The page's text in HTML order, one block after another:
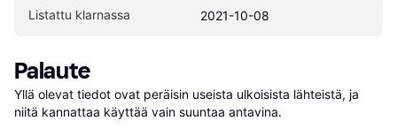
Listattu klarnassa 2021-10-08
Palaute
Yllä olevat tiedot ovat peräisin useista ulkoisista lähteistä, ja
niitä kannattaa käyttää vain suuntaa antavina.